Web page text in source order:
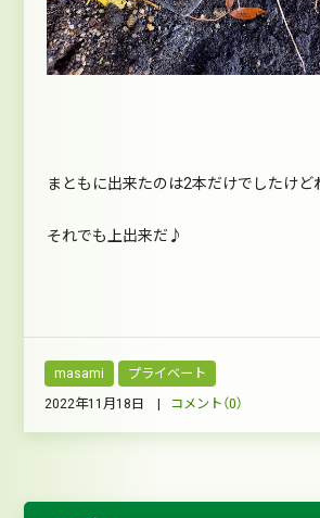
まともに出来たのは2本だけでしたけど
それでも上出来だ♪
masami プライベート
2022年11月18日 | コメント（0）